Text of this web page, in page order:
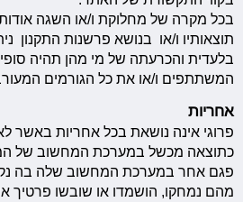
בכל מקרה של מחלוקת ו/או השגה אודות
תוצאותיו ו/או בנושא פרשנות התקנון
בלעדית והכרעתה של מי מהן תהיה
המשתתפים ו/או את כל הגורמים
אחריות
פרוגי אינה נושאת בכל אחריות באשר
כתוצאה מכשל במערכת המחשוב של
פגם אחר במערכת המחשוב שלה בה
מהם נמחקו, הושמדו או שובשו פרטיך